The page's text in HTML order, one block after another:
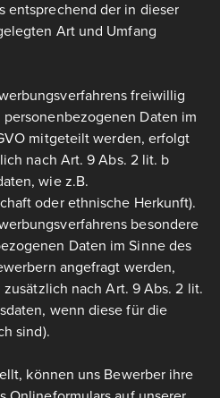
entsprechend der in dieser
Art und Umfang
freiwillig
Daten im
mitgeteilt werden, erfolgt
nach Art. 9 Abs. 2 lit. b
wie z.B.
oder ethnische Herkunft).
besondere
Daten im Sinne des
angefragt werden,
nach Art. 9 Abs. 2 lit.
wenn diese für die
sind).
können uns Bewerber ihre